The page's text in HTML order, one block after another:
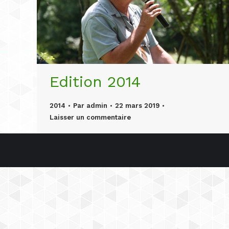
Edition 2014
2014 Par admin
22 mars 2019
Laisser un commentaire